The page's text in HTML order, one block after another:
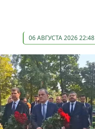
06 АВГУСТА 2026 22:48